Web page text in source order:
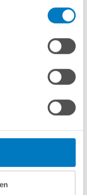
Handlauf | Folie